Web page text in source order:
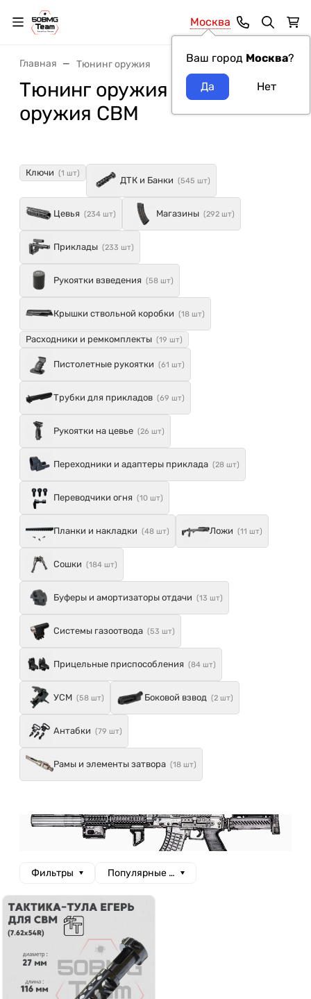
Москва
Ваш город Москва?
Главная Тюнинг оружия
Тюнинг оружия модель
оружия СВМ
Ключи (1 шт)
ДТК и Банки (545 шт)
Цевья (234 шт) Магазины (292 шт)
Приклады (233 шт)
Рукоятки взведения (58 шт)
Крышки ствольной коробки (18 шт)
Расходники и ремкомплекты (19 шт)
Пистолетные рукоятки (61 шт)
Трубки для прикладов (69 шт)
Рукоятки на цевье (26 шт)
Переходники и адаптеры приклада (28 шт)
Переводчики огня (10 шт)
Планки и накладки (48 шт) Ложи (11 шт)
Сошки (184 шт)
Буферы и амортизаторы отдачи (13 шт)
Системы газоотвода (53 шт)
Прицельные приспособления (84 шт)
УСМ (58 шт) Боковой взвод (2 шт)
Антабки (79 шт)
Рамы и элементы затвора (18 шт)
Фильтры Популярные сначала